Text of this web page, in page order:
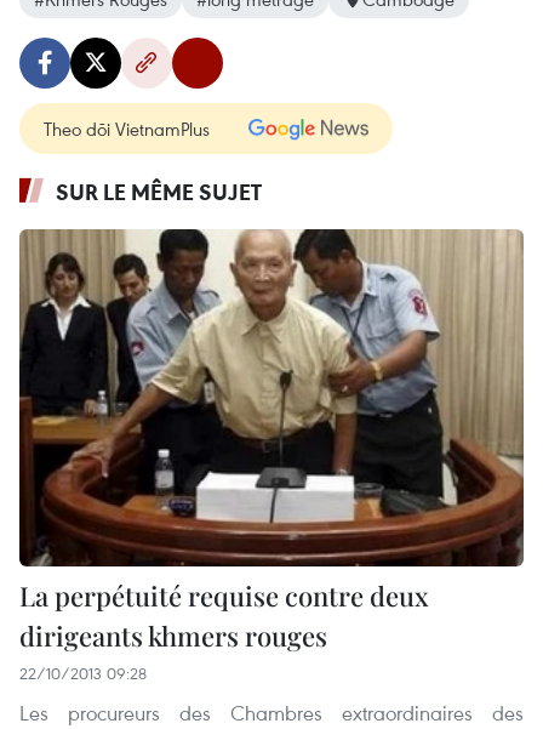
Theo dõi VietnamPlus
SUR LE MÊME SUJET
La perpétuité requise contre deux
dirigeants khmers rouges
22/10/2013 09:28
Les procureurs des Chambres extraordinaires des